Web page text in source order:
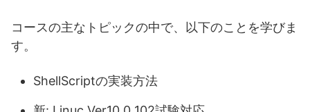
コースの主なトピックの中で、以下のことを学びま
す。
ShellScriptの実装方法